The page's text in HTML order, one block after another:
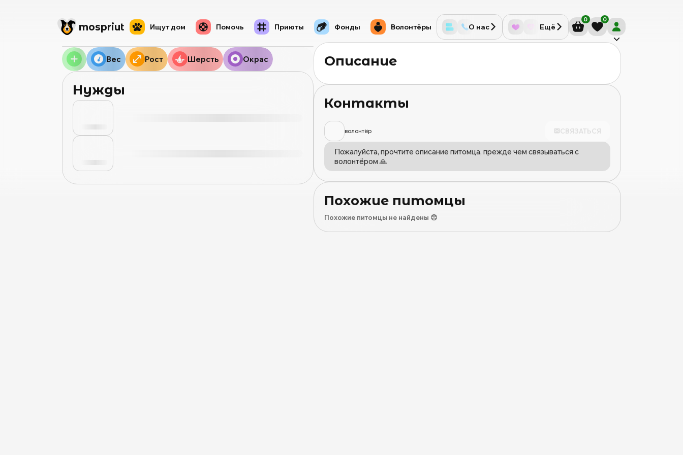
mospriut
0 0
Ищут дом Помочь Приюты Фонды Волонтёры О нас Ещё
Описание
Контакты
волонтёр СВЯЗАТЬСЯ
Пожалуйста, прочтите описание питомца, прежде чем связываться с
волонтёром 🙏
Похожие питомцы
Похожие питомцы не найдены 😞
Вес Рост Шерсть Окрас
Нужды